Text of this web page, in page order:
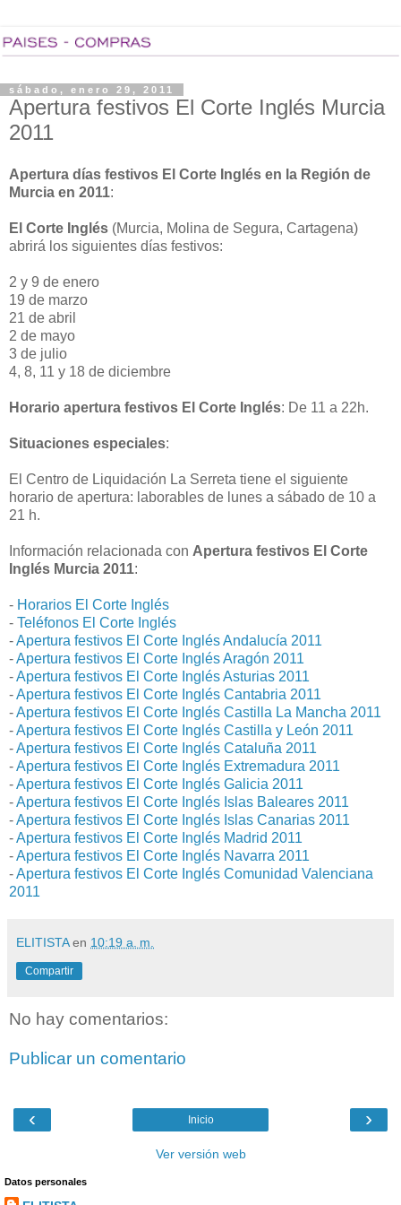
sábado, enero 29, 2011
Apertura festivos El Corte Inglés Murcia
2011
Apertura días festivos El Corte Inglés en la Región de
Murcia en 2011:
El Corte Inglés (Murcia, Molina de Segura, Cartagena)
abrirá los siguientes días festivos:
2 y 9 de enero
19 de marzo
21 de abril
2 de mayo
3 de julio
4, 8, 11 y 18 de diciembre
Horario apertura festivos El Corte Inglés: De 11 a 22h.
Situaciones especiales:
El Centro de Liquidación La Serreta tiene el siguiente
horario de apertura: laborables de lunes a sábado de 10 a
21 h.
Información relacionada con Apertura festivos El Corte
Inglés Murcia 2011:
- Horarios El Corte Inglés
- Teléfonos El Corte Inglés
-Apertura festivos El Corte Inglés Andalucía 2011
-Apertura festivos El Corte Inglés Aragón 2011
-Apertura festivos El Corte Inglés Asturias 2011
-Apertura festivos El Corte Inglés Cantabria 2011
-Apertura festivos El Corte Inglés Castilla La Mancha 2011
-Apertura festivos El Corte Inglés Castilla y León 2011
-Apertura festivos El Corte Inglés Cataluña 2011
-Apertura festivos El Corte Inglés Extremadura 2011
-Apertura festivos El Corte Inglés Galicia 2011
-Apertura festivos El Corte Inglés Islas Baleares 2011
-Apertura festivos El Corte Inglés Islas Canarias 2011
-Apertura festivos El Corte Inglés Madrid 2011
-Apertura festivos El Corte Inglés Navarra 2011
-Apertura festivos El Corte Inglés Comunidad Valenciana
2011
ELITISTA en 10:19 a. m.
Compartir
No hay comentarios:
Publicar un comentario
‹ ›
Inicio
Ver versión web
Datos personales